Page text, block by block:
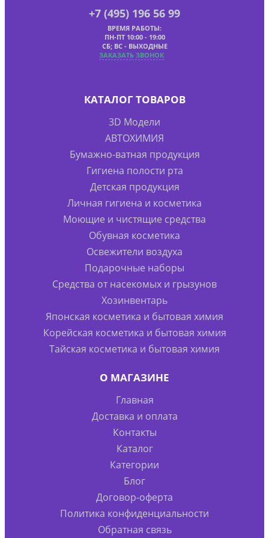
+7 (495) 196 56 99
ВРЕМЯ РАБОТЫ:
ПН-ПТ 10:00 - 19:00
СБ; ВС - ВЫХОДНЫЕ
ЗАКАЗАТЬ ЗВОНОК
КАТАЛОГ ТОВАРОВ
3D Модели
АВТОХИМИЯ
Бумажно-ватная продукция
Гигиена полости рта
Детская продукция
Личная гигиена и косметика
Моющие и чистящие средства
Обувная косметика
Освежители воздуха
Подарочные наборы
Средства от насекомых и грызунов
Хозинвентарь
Японская косметика и бытовая химия
Корейская косметика и бытовая химия
Тайская косметика и бытовая химия
О МАГАЗИНЕ
Главная
Доставка и оплата
Контакты
Каталог
Категории
Блог
Договор-оферта
Политика конфиденциальности
Обратная связь